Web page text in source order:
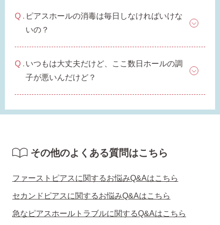
平日 9:00〜17:00
AM10:00までの
即日発送
金属アレルギーが出た
ピアスホールの消毒は毎日しなければいけな
いの？
いつもは大丈夫だけど、ここ数日ホールの調
子が悪いんだけど？
その他のよくある質問はこちら
ファーストピアスに関するお悩みQ&Aはこちら
セカンドピアスに関するお悩みQ&Aはこちら
急なピアスホールトラブルに関するQ&Aはこちら